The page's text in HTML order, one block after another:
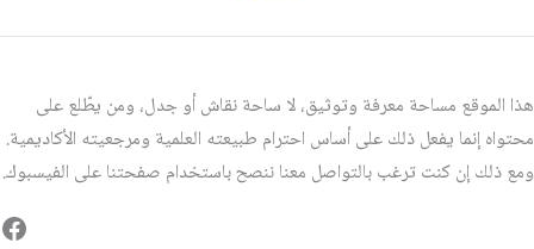
هذا الموقع مساحة معرفة وتوثيق، لا ساحة نقاش أو جدل، ومن يطّلع على
محتواه إنما يفعل ذلك على أساس احترام طبيعته العلمية ومرجعيته الأكاديمية.
ومع ذلك إن كنت ترغب بالتواصل معنا ننصح باستخدام صفحتنا على الفيسبوك.